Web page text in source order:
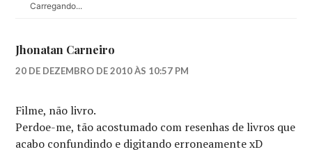
Carregando...
Jhonatan Carneiro
20 DE DEZEMBRO DE 2010 ÀS 10:57 PM
Filme, não livro.
Perdoe-me, tão acostumado com resenhas de livros que
acabo confundindo e digitando erroneamente xD